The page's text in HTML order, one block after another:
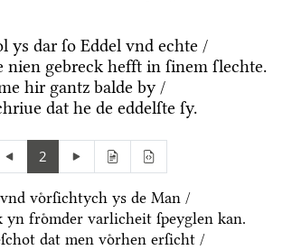
ys dar ſo Eddel vnd echte /
nien gebreck hefft in ſinem ſlechte.
hir gantz balde by /
dat he de eddelſte ſy.
2
voͤrſichtych ys de Man /
yn froͤmder varlicheit ſpeyglen kan.
dat men voͤrhen erſicht /